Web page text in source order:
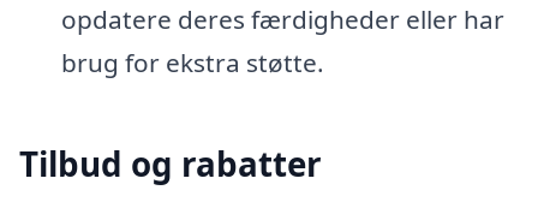
opdatere deres færdigheder eller har
brug for ekstra støtte.
Tilbud og rabatter